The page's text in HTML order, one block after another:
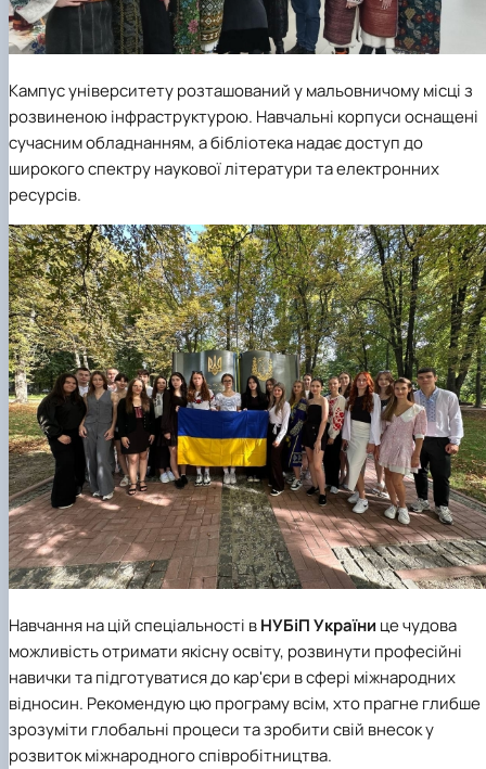
Кампус університету розташований у мальовничому місці з
розвиненою інфраструктурою. Навчальні корпуси оснащені
сучасним обладнанням, а бібліотека надає доступ до
широкого спектру наукової літератури та електронних
ресурсів.
Навчання на цій спеціальності вНУБіП України це чудова
можливість отримати якісну освіту, розвинути професійні
навички та підготуватися до кар'єри в сфері міжнародних
відносин. Рекомендую цю програму всім, хто прагне глибше
зрозуміти глобальні процеси та зробити свій внесок у
розвиток міжнародного співробітництва.